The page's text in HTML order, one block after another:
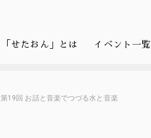
「せたおん」とは イベント一覧
19回 お話と音楽でつづる水と音楽